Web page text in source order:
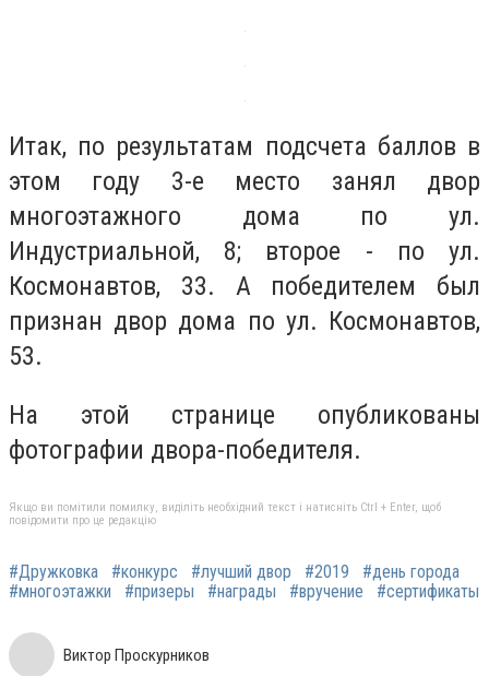
Итак, по результатам подсчета баллов в
этом году 3-е место занял двор
многоэтажного дома по ул.
Индустриальной, 8; второе - по ул.
Космонавтов, 33. А победителем был
признан двор дома по ул. Космонавтов,
53.
На этой странице опубликованы
фотографии двора-победителя.
Якщо ви помітили помилку, виділіть необхідний текст і натисніть Ctrl + Enter, щоб
повідомити про це редакцію
#Дружковка #конкурс #лучший двор #2019
#день города
#многоэтажки
#призеры #награды #вручение #сертификаты
Виктор Проскурников